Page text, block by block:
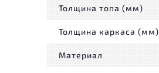
Толщина топа (мм)
Толщина каркаса (мм)
Материал